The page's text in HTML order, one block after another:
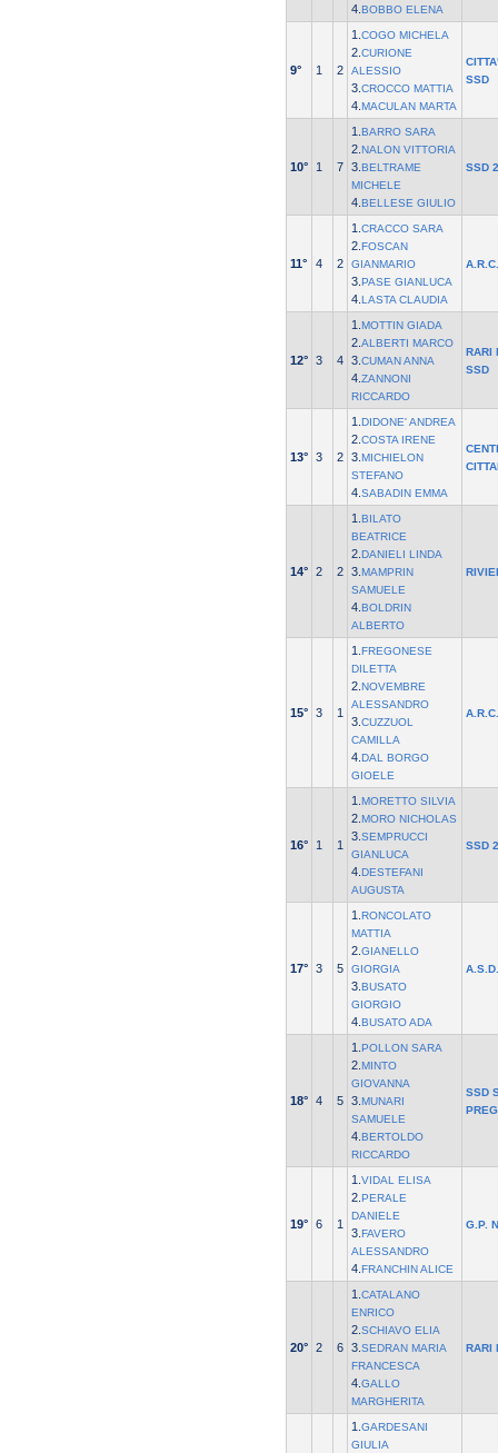
4. BOBBO ELENA
9° 1 2
1. COGO MICHELA
2. CURIONE
ALESSIO
3. CROCCO MATTIA
4. MACULAN MARTA
SSD
10° 1 7
1. BARRO SARA
2. NALON VITTORIA
3. BELTRAME
MICHELE
4. BELLESE GIULIO
SSD
11° 4 2
1. CRACCO SARA
2. FOSCAN
GIANMARIO
3. PASE GIANLUCA
4. LASTA CLAUDIA
12° 3 4
1. MOTTIN GIADA
2. ALBERTI MARCO
3. CUMAN ANNA
4. ZANNONI
RICCARDO
RARI
SSD
13° 3 2
1. DIDONE' ANDREA
2. COSTA IRENE
3. MICHIELON
STEFANO
4. SABADIN EMMA
14° 2 2
1. BILATO
BEATRICE
2. DANIELI LINDA
3. MAMPRIN
SAMUELE
4. BOLDRIN
ALBERTO
15° 3 1
1. FREGONESE
DILETTA
2. NOVEMBRE
ALESSANDRO
3. CUZZUOL
CAMILLA
4. DAL BORGO
GIOELE
16° 1 1
1. MORETTO SILVIA
2. MORO NICHOLAS
3. SEMPRUCCI
GIANLUCA
4. DESTEFANI
AUGUSTA
SSD
17° 3 5
1. RONCOLATO
MATTIA
2. GIANELLO
GIORGIA
3. BUSATO
GIORGIO
4. BUSATO ADA
18° 4 5
1. POLLON SARA
2. MINTO
GIOVANNA
3. MUNARI
SAMUELE
4. BERTOLDO
RICCARDO
SSD
19° 6 1
1. VIDAL ELISA
2. PERALE
DANIELE
3. FAVERO
ALESSANDRO
4. FRANCHIN ALICE
G.P.
20° 2 6
1. CATALANO
ENRICO
2. SCHIAVO ELIA
3. SEDRAN MARIA
FRANCESCA
4. GALLO
MARGHERITA
RARI
1. GARDESANI
GIULIA